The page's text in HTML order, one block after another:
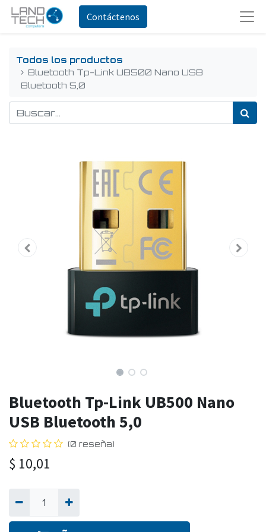
Contáctenos
Todos los productos
Bluetooth Tp-Link UB500 Nano USB
Bluetooth 5,0
Bluetooth Tp-Link UB500 Nano
USB Bluetooth 5,0
(0 reseña)
$ 10,01